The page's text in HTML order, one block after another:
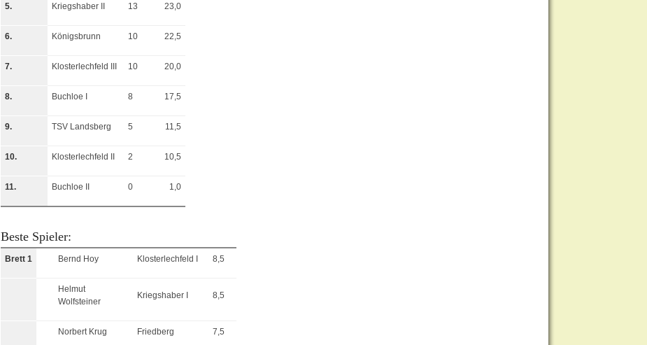
5. Kriegshaber II 13 23,0
6. Königsbrunn 10 22,5
7. Klosterlechfeld III 10 20,0
8. Buchloe I 8 17,5
9. TSV Landsberg 5 11,5
10. Klosterlechfeld II 2 10,5
11. Buchloe II 0 1,0
Beste Spieler:
Brett 1 Bernd Hoy Klosterlechfeld I 8,5
Helmut
Wolfsteiner
Kriegshaber I 8,5
Norbert Krug Friedberg 7,5